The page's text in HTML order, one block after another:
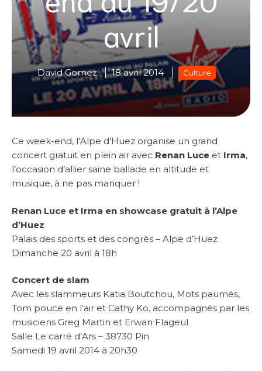
avril
David Gomez 18 avril 2014 Culture
Ce week-end, l’Alpe d’Huez organise un grand
concert gratuit en plein air avec Renan Luce et Irma,
l’occasion d’allier saine ballade en altitude et
musique, à ne pas manquer !
Renan Luce et Irma en showcase gratuit à l’Alpe
d’Huez
Palais des sports et des congrès – Alpe d’Huez
Dimanche 20 avril à 18h
Concert de slam
Avec les slammeurs Katia Boutchou, Mots paumés,
Tom pouce en l’air et Cathy Ko, accompagnés par les
musiciens Greg Martin et Erwan Flageul
Salle Le carré d’Ars – 38730 Pin
Samedi 19 avril 2014 à 20h30